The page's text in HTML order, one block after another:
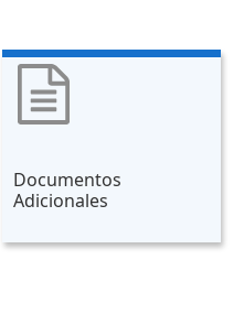
Documentos
Adicionales